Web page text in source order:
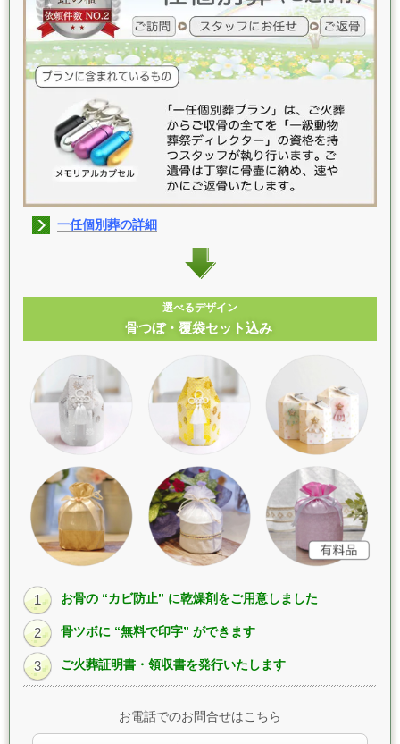
一任個別葬の詳細
選べるデザイン
骨つぼ・覆袋セット込み
1 お骨の “カビ防止” に乾燥剤をご用意しました
2 骨ツボに “無料で印字” ができます
3 ご火葬証明書・領収書を発行いたします
お電話でのお問合せはこちら